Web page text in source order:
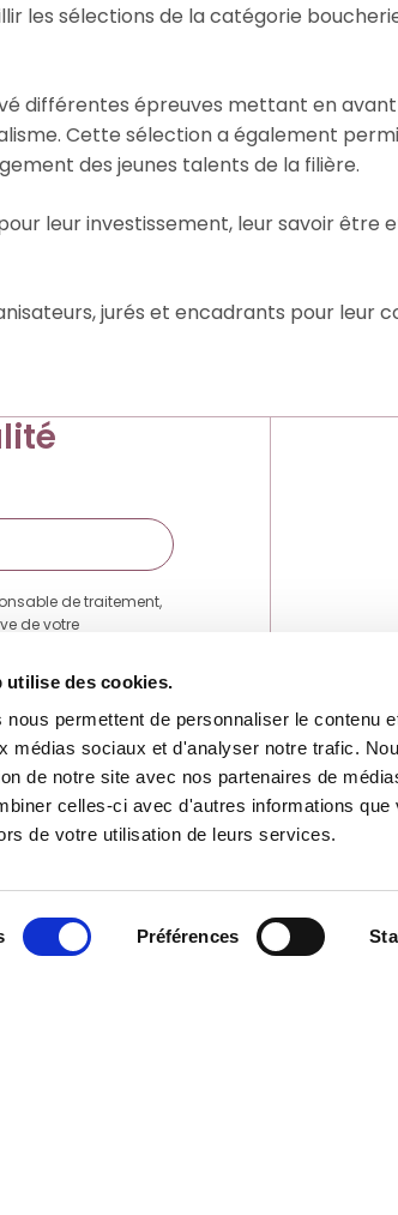
utilise des cookies.
nous permettent de personnaliser le contenu
médias sociaux et d'analyser notre trafic.
de notre site avec nos partenaires de
celles-ci avec d'autres informations
de votre utilisation de leurs services.
Préférences
les sélections de la catégorie
différentes épreuves mettant en
Cette sélection a également
des jeunes talents de la filière.
leur investissement, leur savoir être
jurés et encadrants pour leur
de traitement,
de votre
de confidentialité.
Se
Se qualifier
Préparation